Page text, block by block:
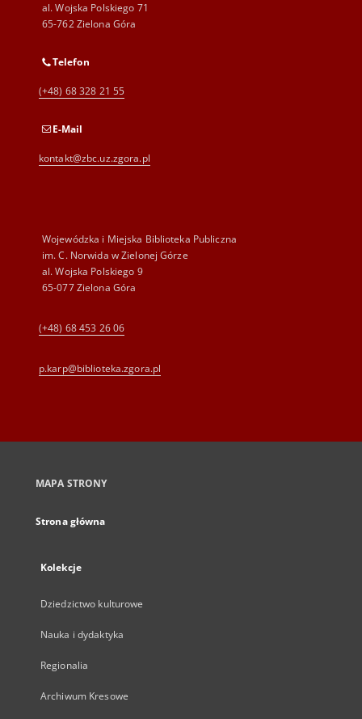
al. Wojska Polskiego 71
65-762 Zielona Góra
Telefon
(+48) 68 328 21 55
E-Mail
kontakt@zbc.uz.zgora.pl
Wojewódzka i Miejska Biblioteka Publiczna
im. C. Norwida w Zielonej Górze
al. Wojska Polskiego 9
65-077 Zielona Góra
(+48) 68 453 26 06
p.karp@biblioteka.zgora.pl
MAPA STRONY
Strona główna
Kolekcje
Dziedzictwo kulturowe
Nauka i dydaktyka
Regionalia
Archiwum Kresowe